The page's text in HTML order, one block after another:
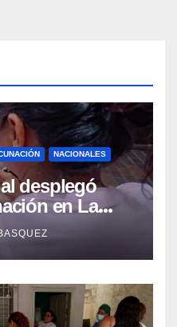
NACIONALES
desplegó
en La
protección